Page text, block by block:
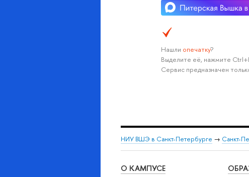
Нашли опечатку?
Выделите её, нажмите
Сервис предназначен
НИУ ВШЭ в Санкт-Петербурге → Санкт-
О КАМПУСЕ